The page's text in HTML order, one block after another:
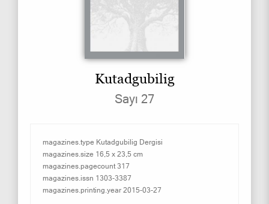
Kutadgubilig
Sayı 27
magazines.type Kutadgubilig Dergisi
magazines.size 16,5 x 23,5 cm
magazines.pagecount 317
magazines.issn 1303-3387
magazines.printing.year 2015-03-27